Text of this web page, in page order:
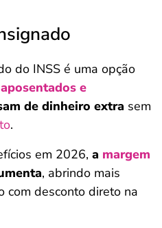
do INSS é uma opção
aposentados e
de dinheiro extra sem
.
em 2026, a margem
, abrindo mais
com desconto direto na